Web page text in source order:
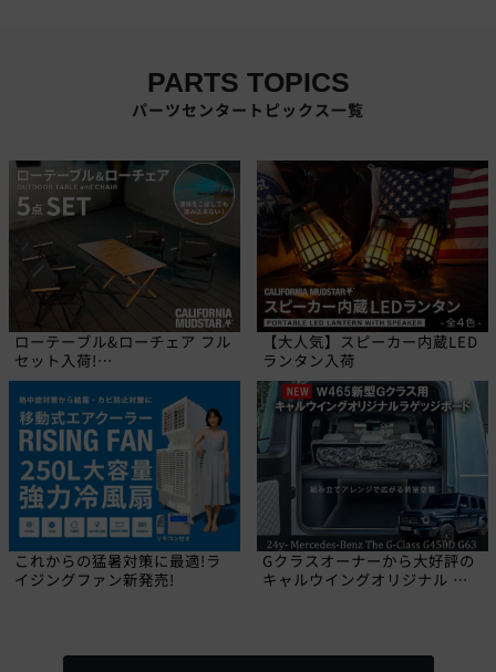
PARTS TOPICS
パーツセンタートピックス一覧
ローテーブル&ローチェア フル
セット入荷!
【CALIFORNIA MUDSTAR】
【大人気】スピーカー内蔵LED
ランタン入荷
これからの猛暑対策に最適!ラ
イジングファン新発売!
Gクラスオーナーから大好評の
キャルウイングオリジナル ラ